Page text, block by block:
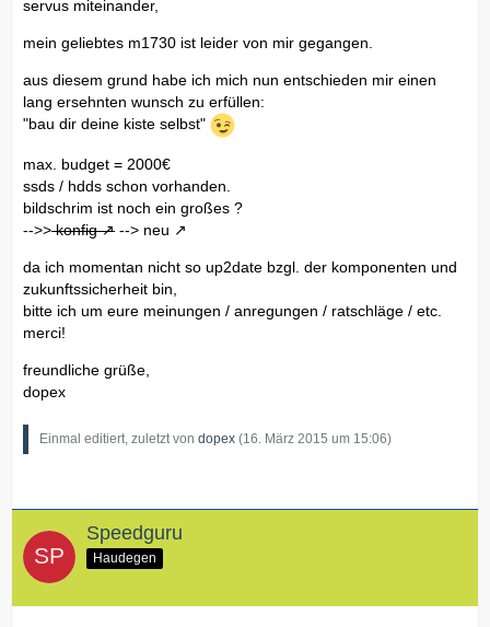
servus miteinander,
mein geliebtes m1730 ist leider von mir gegangen.
aus diesem grund habe ich mich nun entschieden mir einen
lang ersehnten wunsch zu erfüllen:
"bau dir deine kiste selbst"
max. budget = 2000€
ssds / hdds schon vorhanden.
bildschrim ist noch ein großes ?
-->> konfig --> neu
da ich momentan nicht so up2date bzgl. der komponenten und
zukunftssicherheit bin,
bitte ich um eure meinungen / anregungen / ratschläge / etc.
merci!
freundliche grüße,
dopex
Einmal editiert, zuletzt von dopex (16. März 2015 um 15:06)
Speedguru
Haudegen